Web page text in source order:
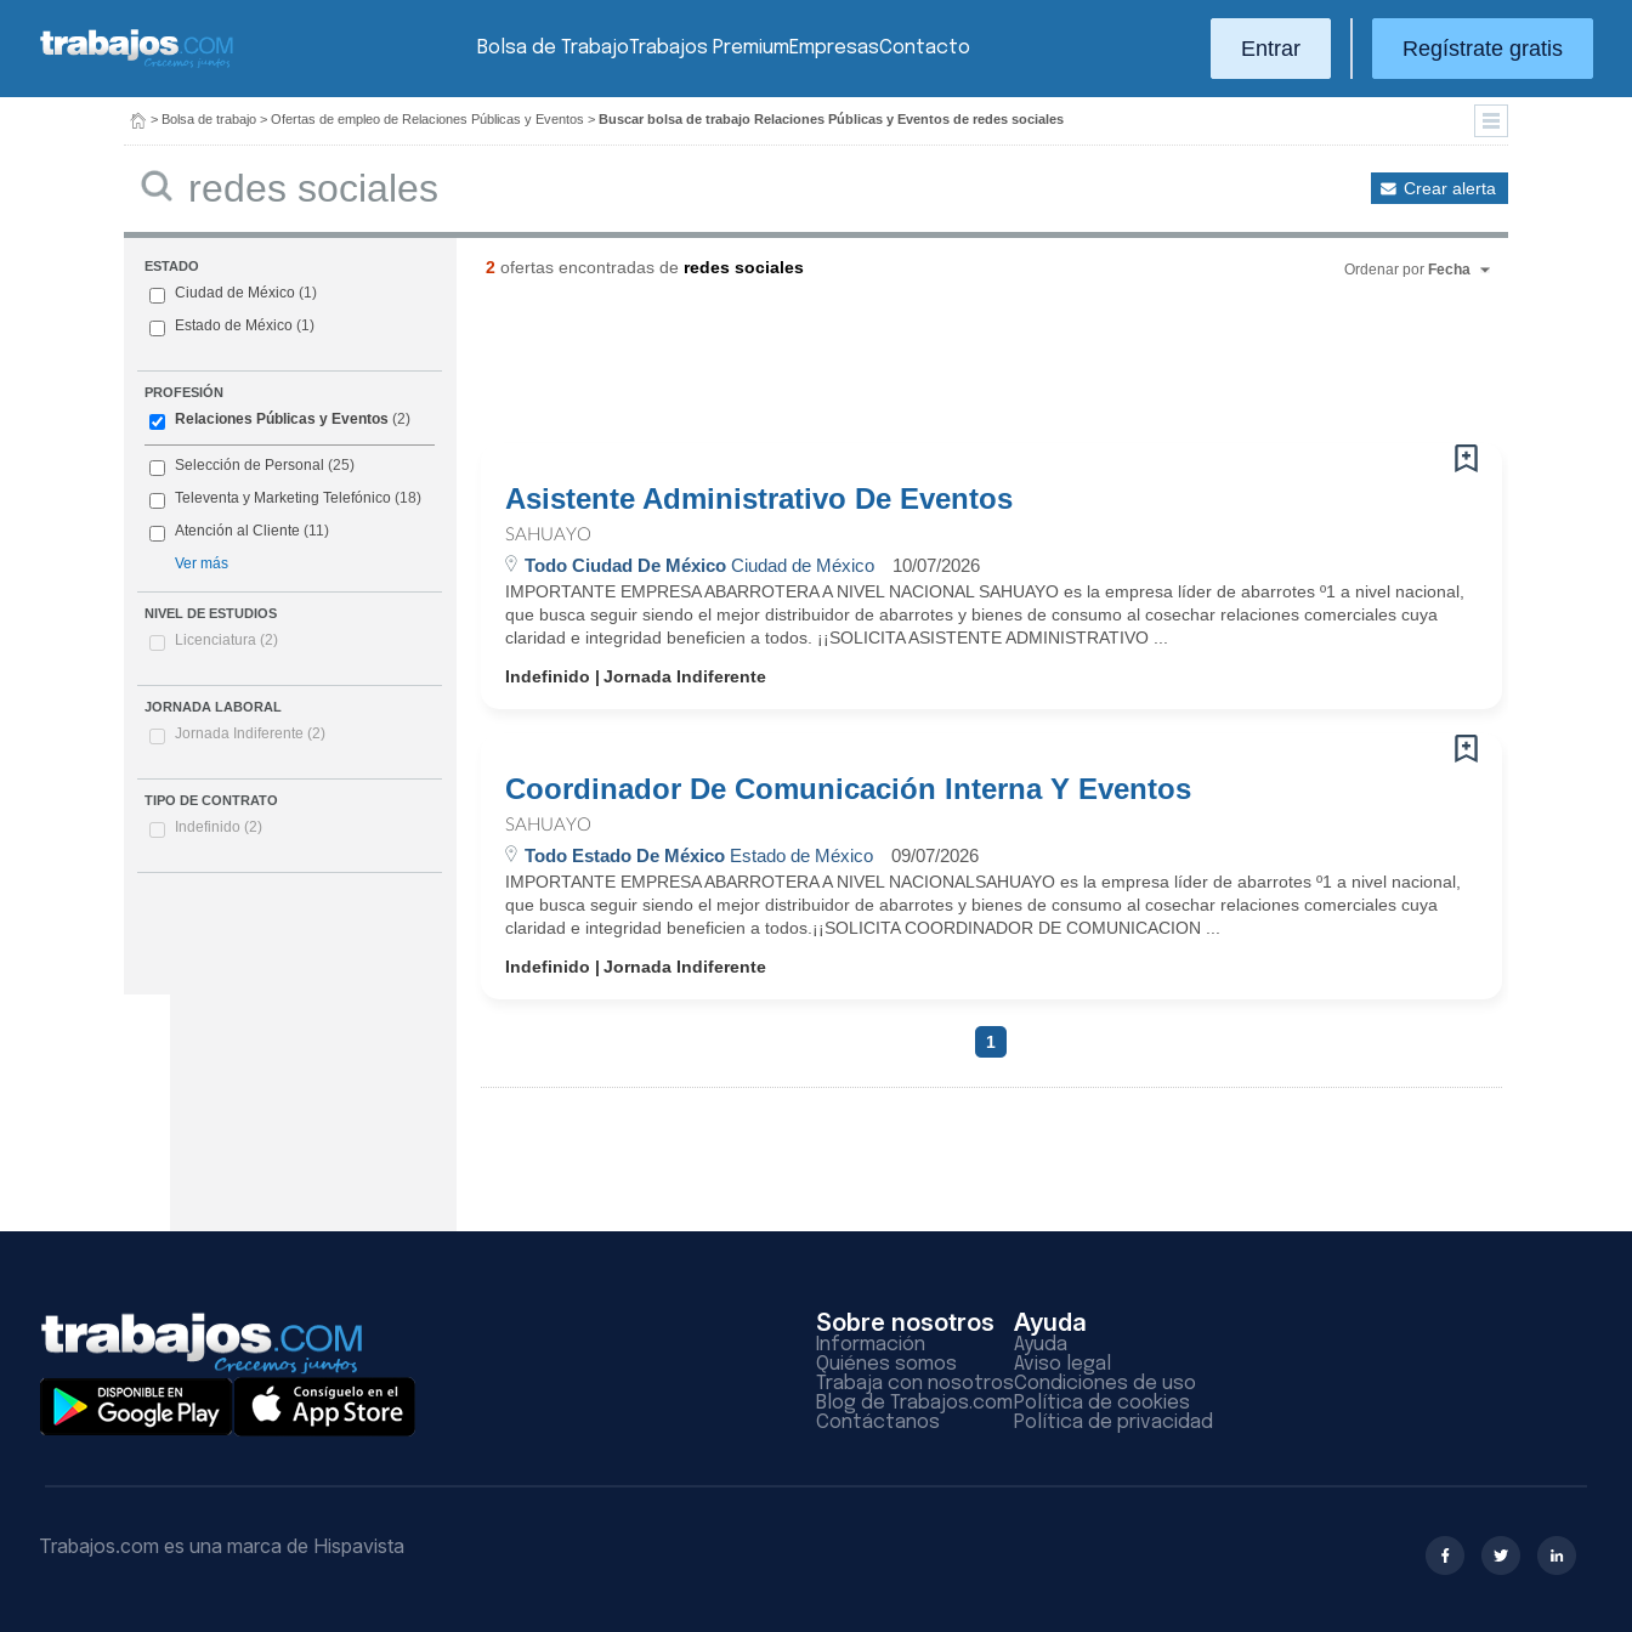
Bolsa de TrabajoTrabajos PremiumEmpresasContacto Entrar Regístrate gratis
> Bolsa de trabajo > Ofertas de empleo de Relaciones Públicas y Eventos > Buscar bolsa de trabajo Relaciones Públicas y Eventos de redes sociales
Crear alerta
ESTADO
Ciudad de México (1)
Estado de México (1)
PROFESIÓN
Relaciones Públicas y Eventos (2)
Selección de Personal (25)
Televenta y Marketing Telefónico (18)
Atención al Cliente (11)
Ver más
NIVEL DE ESTUDIOS
Licenciatura (2)
JORNADA LABORAL
Jornada Indiferente (2)
TIPO DE CONTRATO
Indefinido (2)
2ofertas encontradas de redes sociales Ordenar por Fecha
Asistente Administrativo De Eventos
SAHUAYO
Todo Ciudad De MéxicoCiudad de México 10/07/2026
IMPORTANTE EMPRESA ABARROTERA A NIVEL NACIONAL SAHUAYO es la empresa líder de abarrotes º1 a nivel nacional,
que busca seguir siendo el mejor distribuidor de abarrotes y bienes de consumo al cosechar relaciones comerciales cuya
claridad e integridad beneficien a todos. ¡¡SOLICITA ASISTENTE ADMINISTRATIVO ...
Indefinido
Jornada Indiferente
Coordinador De Comunicación Interna Y Eventos
SAHUAYO
Todo Estado De MéxicoEstado de México 09/07/2026
IMPORTANTE EMPRESA ABARROTERA A NIVEL NACIONALSAHUAYO es la empresa líder de abarrotes º1 a nivel nacional,
que busca seguir siendo el mejor distribuidor de abarrotes y bienes de consumo al cosechar relaciones comerciales cuya
claridad e integridad beneficien a todos.¡¡SOLICITA COORDINADOR DE COMUNICACION ...
Indefinido
Jornada Indiferente
1
Sobre nosotros
Información
Quiénes somos
Trabaja con nosotros
Blog de Trabajos.com
Contáctanos
Ayuda
Ayuda
Aviso legal
Condiciones de uso
Política de cookies
Política de privacidad
Trabajos.com es una marca de Hispavista